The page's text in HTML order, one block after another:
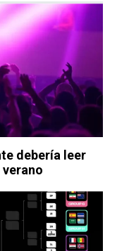
debería leer